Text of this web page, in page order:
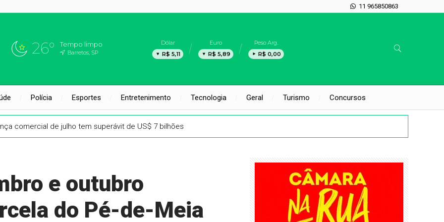
11 965850863
26° Tempo limpo
Barretos, SP
Dólar
R$ 5,11
Euro
R$ 5,89
Peso Arg.
R$ 0,00
Polícia Esportes Entretenimento Tecnologia Geral Turismo Concursos
comercial de julho tem superávit de US$ 7 bilhões
e outubro
do Pé-de-Meia